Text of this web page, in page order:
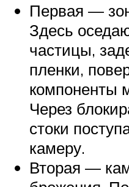
Первая —
Здесь
частицы,
пленки,
компоненты
Через
стоки
камеру.
Вторая —